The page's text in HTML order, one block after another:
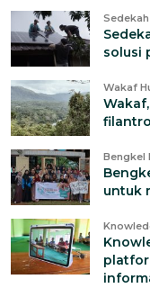
solusi
Wakaf
Bengkel
untuk